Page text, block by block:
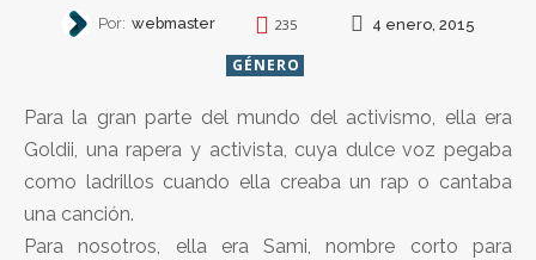
Por: webmaster 235 4 enero, 2015
GÉNERO
Para la gran parte del mundo del activismo, ella era
Goldii, una rapera y activista, cuya dulce voz pegaba
como ladrillos cuando ella creaba un rap o cantaba
una canción.
Para nosotros, ella era Sami, nombre corto para